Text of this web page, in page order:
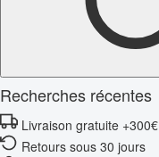
Recherches récentes
Livraison gratuite +300€
Retours sous 30 jours